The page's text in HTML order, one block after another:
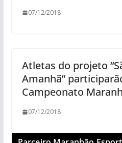
07/12/2018
Atletas do projeto
Amanhã”
Campeonato
07/12/2018